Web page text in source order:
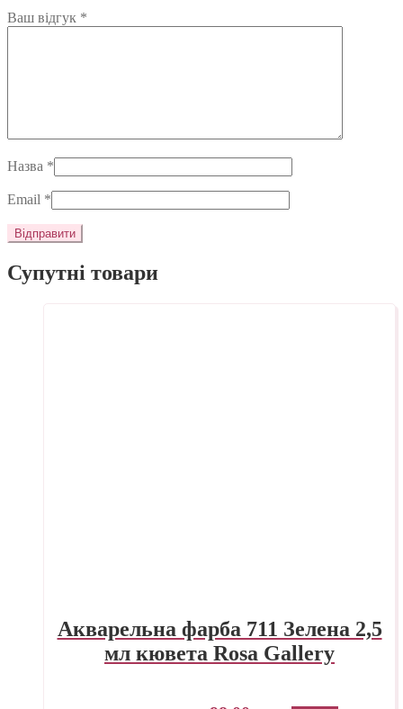
Ваш відгук *
Назва *
Email *
Супутні товари
Акварельна фарба 711 Зелена 2,5
мл кювета Rosa Gallery